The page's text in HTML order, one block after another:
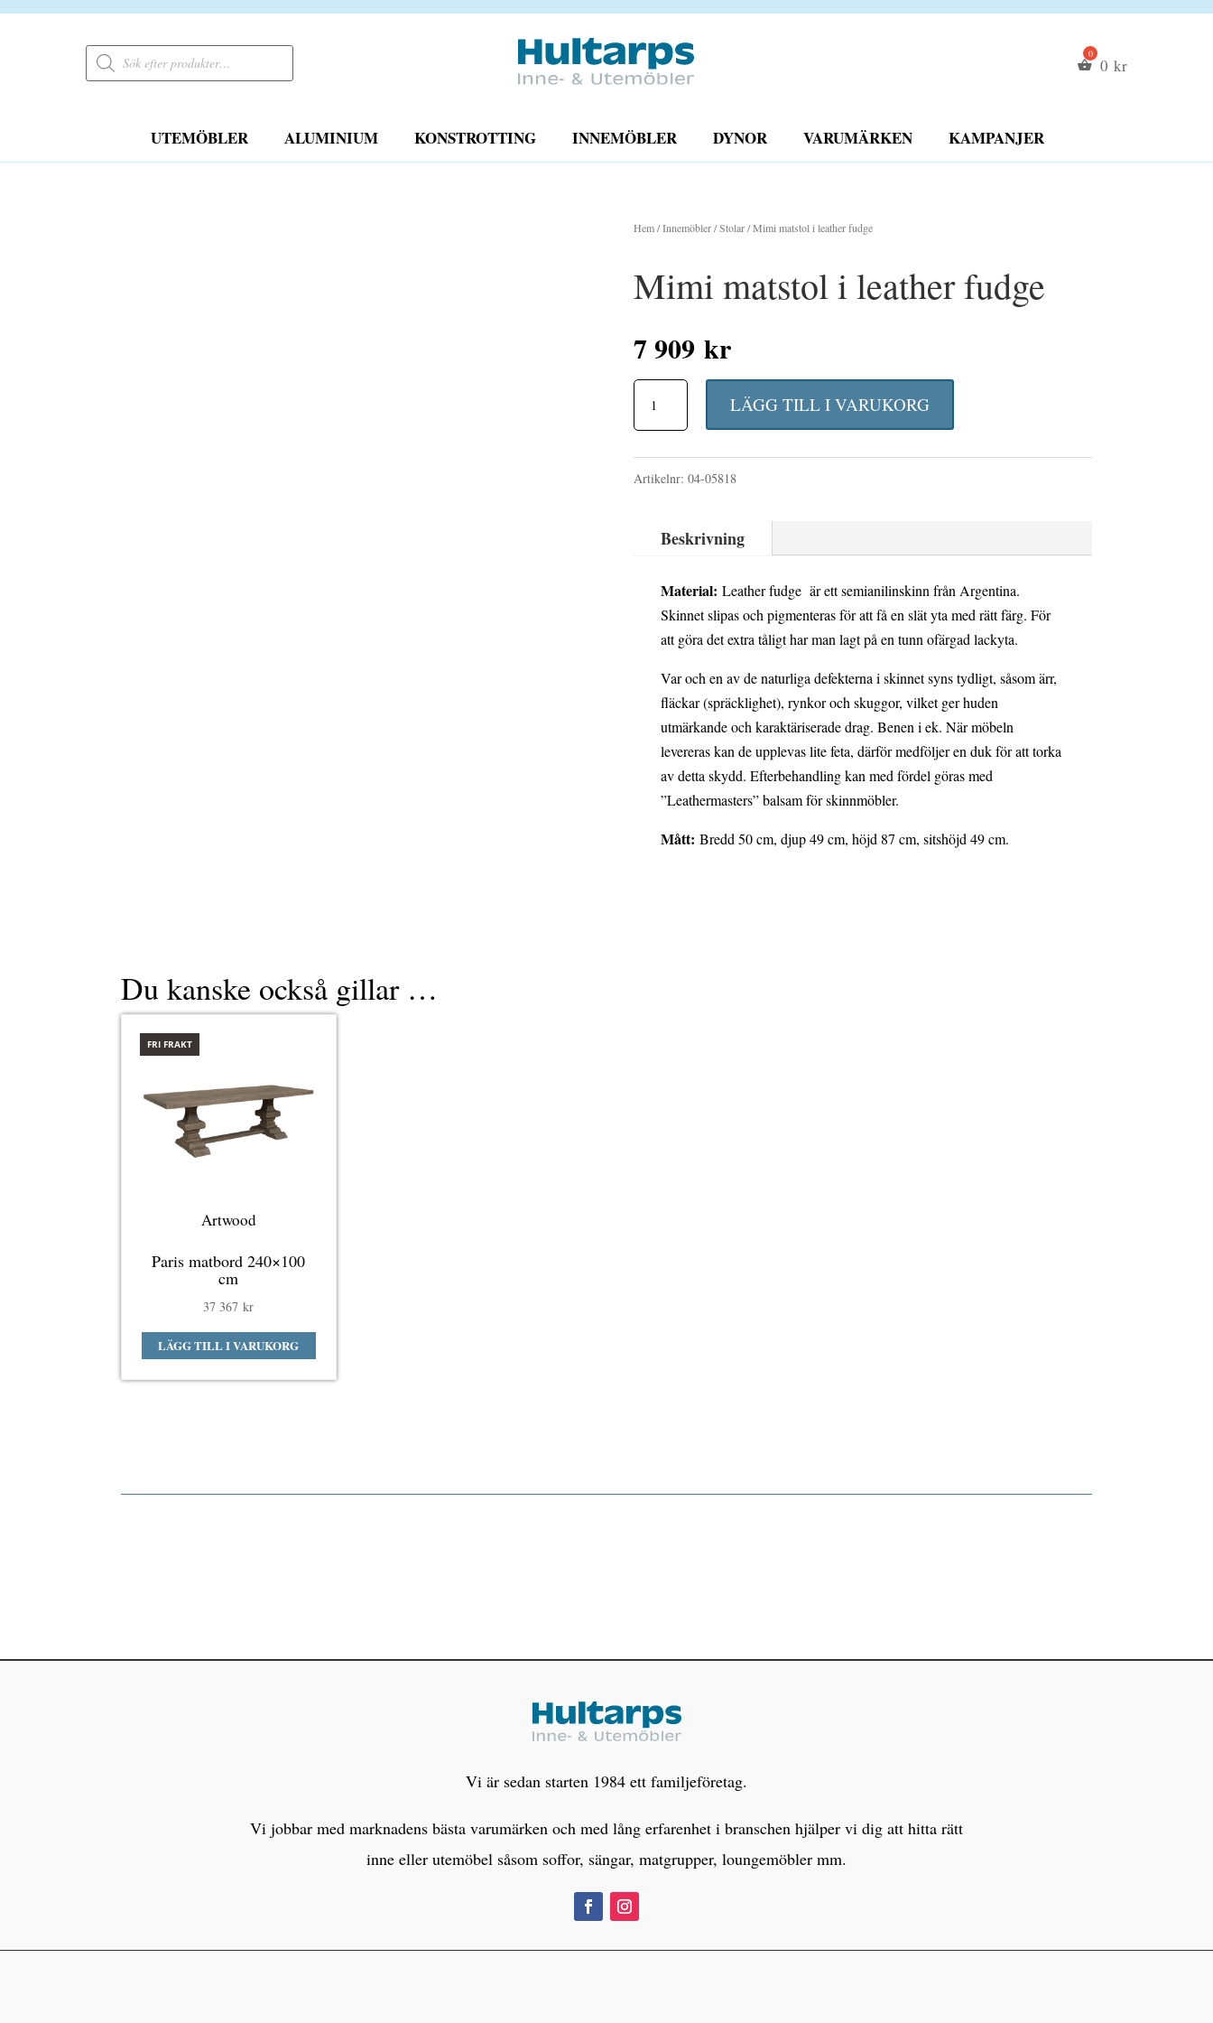
Products
search 0kr
UTEMÖBLER ALUMINIUM KONSTROTTING INNEMÖBLER DYNOR VARUMÄRKEN KAMPANJER
Hem/Innemöbler/Stolar/ Mimi matstol i leather fudge
Mimi matstol i leather fudge
7 909 kr
matstol
i
leather
mängd
LÄGG TILL I VARUKORG
Artikelnr: 04-05818
Beskrivning
Material: Leather fudge är ett semianilinskinn från Argentina.
Skinnet slipas och pigmenteras för att få en slät yta med rätt färg. För
att göra det extra tåligt har man lagt på en tunn ofärgad lackyta.
Var och en av de naturliga defekterna i skinnet syns tydligt, såsom ärr,
fläckar (spräcklighet), rynkor och skuggor, vilket ger huden
utmärkande och karaktäriserade drag. Benen i ek. När möbeln
levereras kan de upplevas lite feta, därför medföljer en duk för att torka
av detta skydd. Efterbehandling kan med fördel göras med
”Leathermasters” balsam för skinnmöbler.
Mått: Bredd 50 cm, djup 49 cm, höjd 87 cm, sitshöjd 49 cm.
Du kanske också gillar …
FRI FRAKT
Artwood
Paris matbord 240×100
cm
37 367kr
LÄGG TILL I VARUKORG
Vi är sedan starten 1984 ett familjeföretag.
Vi jobbar med marknadens bästa varumärken och med lång erfarenhet i branschen hjälper vi dig att hitta rätt
inne eller utemöbel såsom soffor, sängar, matgrupper, loungemöbler mm.